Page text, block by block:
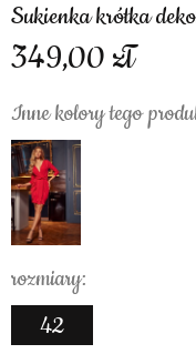
Sukienka krótka
349,00
Inne kolory tego
rozmiary:
42